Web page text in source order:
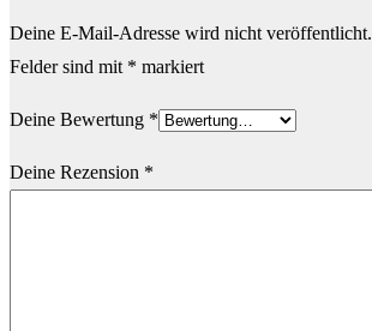
Deine E-Mail-Adresse wird nicht veröffentlicht.
Felder sind mit * markiert
Deine Bewertung *
Deine Rezension *